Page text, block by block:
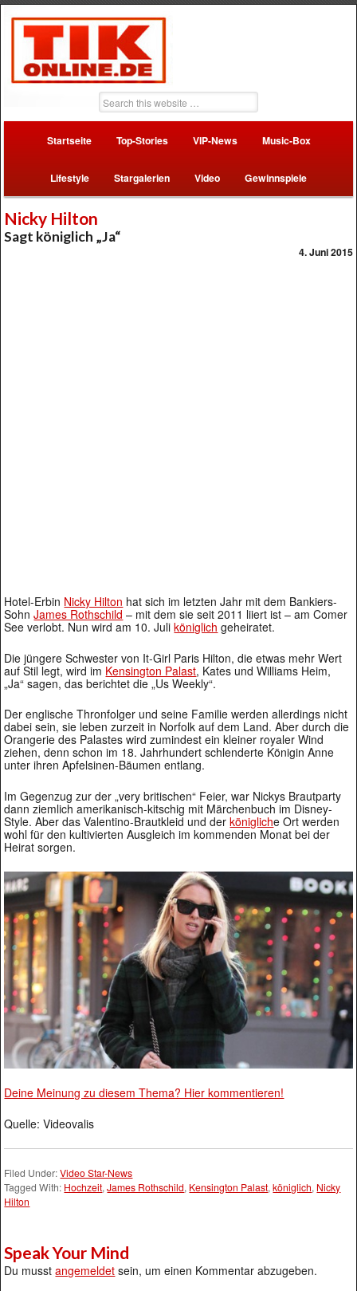
Startseite Top-Stories VIP-News Music-Box
Lifestyle Stargalerien Video Gewinnspiele
Nicky Hilton
Sagt königlich „Ja“
4. Juni 2015
Hotel-Erbin Nicky Hilton hat sich im letzten Jahr mit dem Bankiers-
SohnJames Rothschild – mit dem sie seit 2011 liiert ist – am Comer
See verlobt. Nun wird am 10. Juliköniglich geheiratet.
Die jüngere Schwester von It-Girl Paris Hilton, die etwas mehr Wert
auf Stil legt, wird im Kensington Palast, Kates und Williams Heim,
„Ja“ sagen, das berichtet die „Us Weekly“.
Der englische Thronfolger und seine Familie werden allerdings nicht
dabei sein, sie leben zurzeit in Norfolk auf dem Land. Aber durch die
Orangerie des Palastes wird zumindest ein kleiner royaler Wind
ziehen, denn schon im 18. Jahrhundert schlenderte Königin Anne
unter ihren Apfelsinen-Bäumen entlang.
Im Gegenzug zur der „very britischen“ Feier, war Nickys Brautparty
dann ziemlich amerikanisch-kitschig mit Märchenbuch im Disney-
Style. Aber das Valentino-Brautkleid und derkönigliche Ort werden
wohl für den kultivierten Ausgleich im kommenden Monat bei der
Heirat sorgen.
Deine Meinung zu diesem Thema? Hier kommentieren!
Quelle: Videovalis
Filed Under:Video Star-News
Tagged With: Hochzeit,James Rothschild, Kensington Palast,königlich, Nicky
Hilton
Speak Your Mind
Du musstangemeldet sein, um einen Kommentar abzugeben.